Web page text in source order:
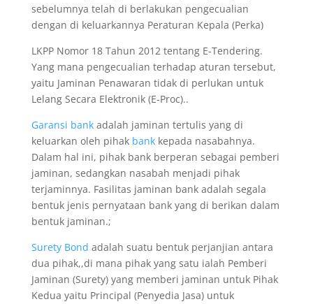
sebelumnya telah di berlakukan pengecualian
dengan di keluarkannya Peraturan Kepala (Perka)
LKPP Nomor 18 Tahun 2012 tentang E-Tendering.
Yang mana pengecualian terhadap aturan tersebut,
yaitu Jaminan Penawaran tidak di perlukan untuk
Lelang Secara Elektronik (E-Proc)..
Garansi bankadalah jaminan tertulis yang di
keluarkan oleh pihak bankkepada nasabahnya.
Dalam hal ini, pihak bank berperan sebagai pemberi
jaminan, sedangkan nasabah menjadi pihak
terjaminnya. Fasilitas jaminan bank adalah segala
bentuk jenis pernyataan bank yang di berikan dalam
bentuk jaminan.;
Surety Bond adalah suatu bentuk perjanjian antara
dua pihak,,di mana pihak yang satu ialah Pemberi
Jaminan (Surety) yang memberi jaminan untuk Pihak
Kedua yaitu Principal (Penyedia Jasa) untuk